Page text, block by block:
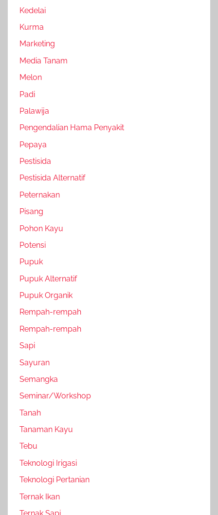
Kedelai
Kurma
Marketing
Media Tanam
Melon
Padi
Palawija
Pengendalian Hama Penyakit
Pepaya
Pestisida
Pestisida Alternatif
Peternakan
Pisang
Pohon Kayu
Potensi
Pupuk
Pupuk Alternatif
Pupuk Organik
Rempah-rempah
Rempah-rempah
Sapi
Sayuran
Semangka
Seminar/Workshop
Tanah
Tanaman Kayu
Tebu
Teknologi Irigasi
Teknologi Pertanian
Ternak Ikan